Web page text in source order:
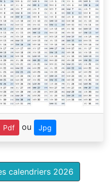
Pdf ou Jpg
calendriers 2026